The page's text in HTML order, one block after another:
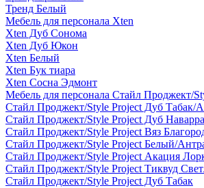
Тренд Белый
Мебель для персонала Xten
Xten Дуб Сонома
Xten Дуб Юкон
Xten Белый
Xten Бук тиара
Xten Сосна Эдмонт
Мебель для персонала Стайл Проджект/
Стайл Проджект/Style Project Дуб Табак/
Стайл Проджект/Style Project Дуб
Стайл Проджект/Style Project Вяз
Стайл Проджект/Style Project Белый/
Стайл Проджект/Style Project Акация
Стайл Проджект/Style Project Тиквуд
Стайл Проджект/Style Project Дуб Табак